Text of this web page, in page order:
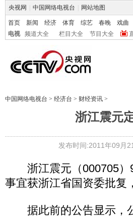
央视网 中国网络电视台 网站地图
首页 新闻 经济 体育 综艺 春晚 戏曲
电视
频道大全 栏目大全 节目大全
中国网络电视台 > 经济台 > 财经资讯 >
浙江震元
发布时间:2011年09月
浙江震元（000705）9
事宜获浙江省国资委批复
据此前的公告显示，公